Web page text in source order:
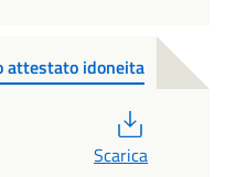
attestato idoneita
Scarica